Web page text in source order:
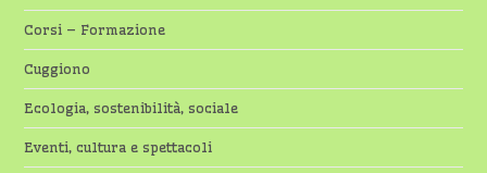
Corsi – Formazione
Cuggiono
Ecologia, sostenibilità, sociale
Eventi, cultura e spettacoli